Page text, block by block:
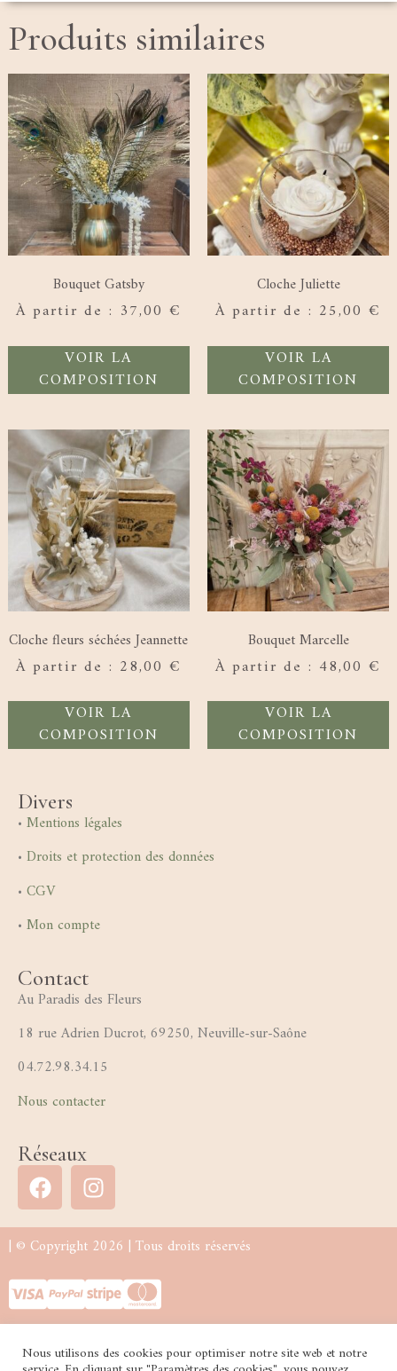
Produits similaires
Bouquet Gatsby
À partir de : 37,00 €
VOIR LA
COMPOSITION
Cloche Juliette
À partir de : 25,00€
VOIR LA
COMPOSITION
Cloche fleurs séchées Jeannette
À partir de : 28,00 €
VOIR LA
COMPOSITION
Bouquet Marcelle
À partir de : 48,00€
VOIR LA
COMPOSITION
Divers
• Mentions légales
• Droits et protection des données
• CGV
• Mon compte
Contact
Au Paradis des Fleurs
18 rue Adrien Ducrot, 69250, Neuville-sur-Saône
04.72.98.34.15
Nous contacter
Réseaux
| © Copyright 2026 | Tous droits réservés
Nous utilisons des cookies pour optimiser notre site web et notre